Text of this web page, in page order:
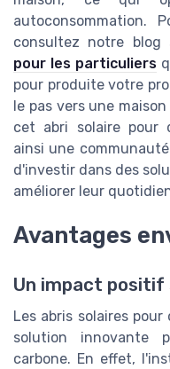
autoconsommation.
consultez notre blog
pour les particuliers
pour produite votre
le pas vers une
cet abri solaire pour
ainsi une
d'investir dans des
améliorer leur
Avantages
Un impact positif
Les abris solaires
solution innovante
carbone. En effet,